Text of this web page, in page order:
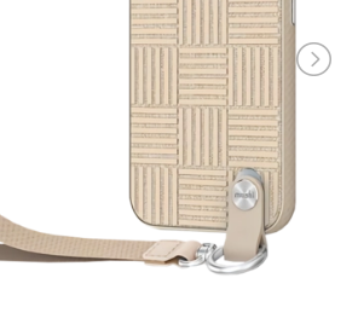
لوازم جانبی
صدا و تصویر
قیمت روز
محصولات کارکرده
تماس با ما